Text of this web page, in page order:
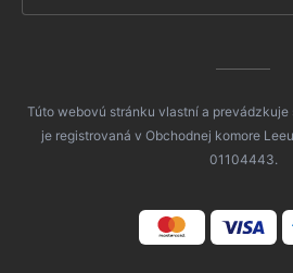
Túto webovú stránku vlastní a prevádzkuje
je registrovaná v Obchodnej komore
01104443.